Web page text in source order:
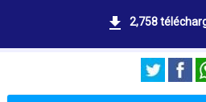
2,758